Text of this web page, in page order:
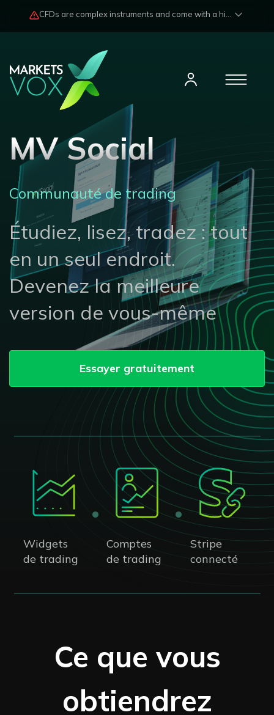
MV Social
Communauté de trading
Étudiez, lisez, tradez : tout
en un seul endroit.
Devenez la meilleure
version de vous-même
Essayer gratuitement
Widgets
de trading
Comptes
de trading
Stripe
connecté
Ce que vous
obtiendrez